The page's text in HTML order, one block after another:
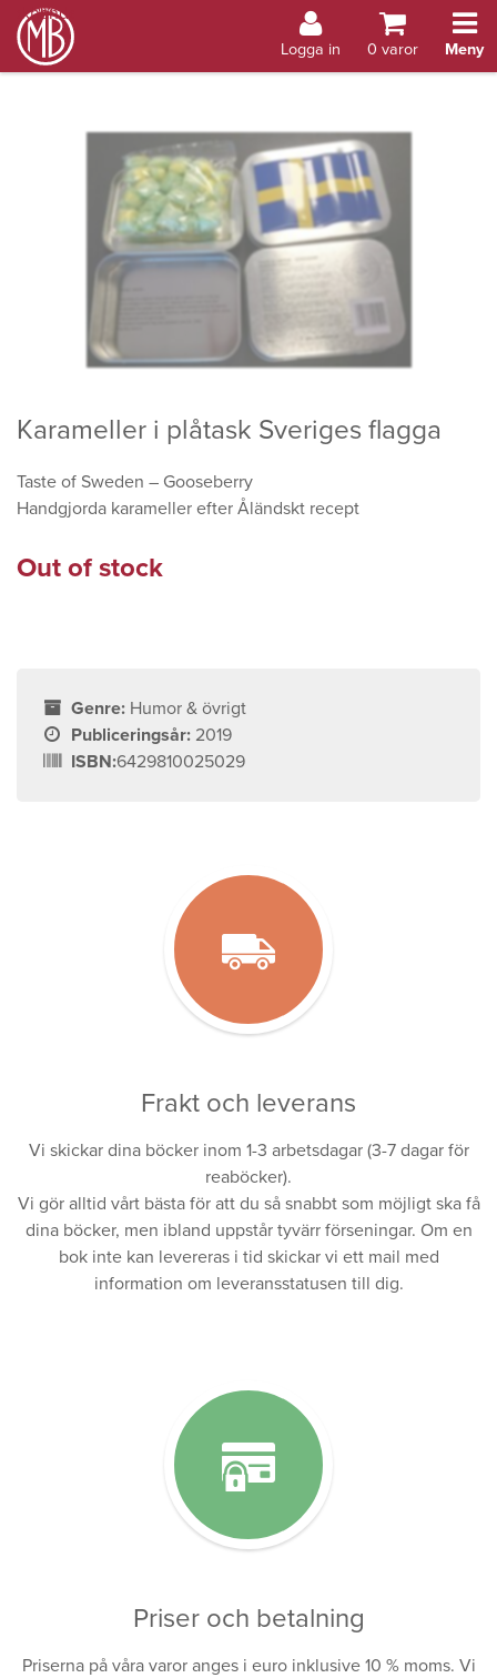
Åland
Logga in 0 varor Meny
Karameller i plåtask Sveriges flagga
Taste of Sweden – Gooseberry
Handgjorda karameller efter Åländskt recept
Out of stock
Genre: Humor & övrigt
Publiceringsår: 2019
ISBN:6429810025029
Frakt och leverans
Vi skickar dina böcker inom 1-3 arbetsdagar (3-7 dagar för
reaböcker).
Vi gör alltid vårt bästa för att du så snabbt som möjligt ska få
dina böcker, men ibland uppstår tyvärr förseningar. Om en
bok inte kan levereras i tid skickar vi ett mail med
information om leveransstatusen till dig.
Priser och betalning
Priserna på våra varor anges i euro inklusive 10 % moms. Vi